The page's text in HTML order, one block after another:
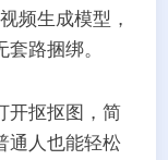
频生成模型，
路捆绑。
开抠抠图，简
通人也能轻松